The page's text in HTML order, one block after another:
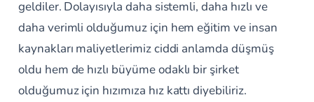
geldiler. Dolayısıyla daha sistemli, daha hızlı ve
daha verimli olduğumuz için hem eğitim ve insan
kaynakları maliyetlerimiz ciddi anlamda düşmüş
oldu hem de hızlı büyüme odaklı bir şirket
olduğumuz için hızımıza hız kattı diyebiliriz.